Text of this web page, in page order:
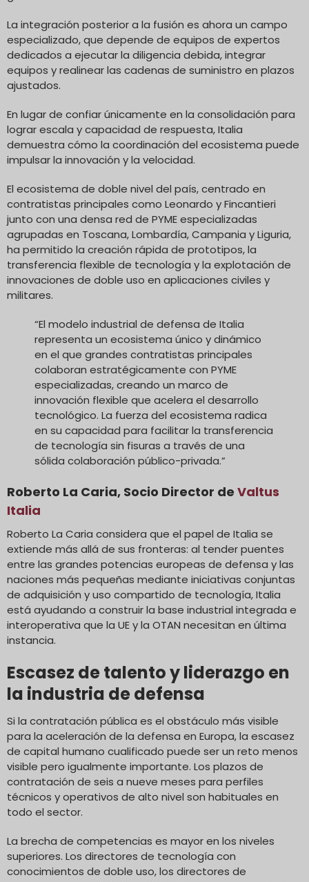
La integración posterior a la fusión es ahora un campo
especializado, que depende de equipos de expertos
dedicados a ejecutar la diligencia debida, integrar
equipos y realinear las cadenas de suministro en plazos
ajustados.
En lugar de confiar únicamente en la consolidación para
lograr escala y capacidad de respuesta, Italia
demuestra cómo la coordinación del ecosistema puede
impulsar la innovación y la velocidad.
El ecosistema de doble nivel del país, centrado en
contratistas principales como Leonardo y Fincantieri
junto con una densa red de PYME especializadas
agrupadas en Toscana, Lombardía, Campania y Liguria,
ha permitido la creación rápida de prototipos, la
transferencia flexible de tecnología y la explotación de
innovaciones de doble uso en aplicaciones civiles y
militares.
“El modelo industrial de defensa de Italia
representa un ecosistema único y dinámico
en el que grandes contratistas principales
colaboran estratégicamente con PYME
especializadas, creando un marco de
innovación flexible que acelera el desarrollo
tecnológico. La fuerza del ecosistema radica
en su capacidad para facilitar la transferencia
de tecnología sin fisuras a través de una
sólida colaboración público-privada.”
Roberto La Caria, Socio Director de Valtus
Italia
Roberto La Caria considera que el papel de Italia se
extiende más allá de sus fronteras: al tender puentes
entre las grandes potencias europeas de defensa y las
naciones más pequeñas mediante iniciativas conjuntas
de adquisición y uso compartido de tecnología, Italia
está ayudando a construir la base industrial integrada e
interoperativa que la UE y la OTAN necesitan en última
instancia.
Escasez de talento y liderazgo en
la industria de defensa
Si la contratación pública es el obstáculo más visible
para la aceleración de la defensa en Europa, la escasez
de capital humano cualificado puede ser un reto menos
visible pero igualmente importante. Los plazos de
contratación de seis a nueve meses para perfiles
técnicos y operativos de alto nivel son habituales en
todo el sector.
La brecha de competencias es mayor en los niveles
superiores. Los directores de tecnología con
conocimientos de doble uso, los directores de